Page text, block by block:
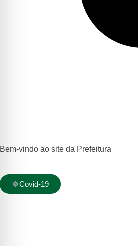
Bem-vindo ao site da Prefeitura
Covid-19